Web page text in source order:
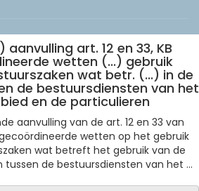
aanvulling art. 12 en 33, KB
wetten (...) gebruik
wat betr. (...) in de
de bestuursdiensten van het
en de particulieren
aanvulling van de art. 12 en 33 van
gecoördineerde wetten op het gebruik
wat betreft het gebruik van de
tussen de bestuursdiensten van het ...